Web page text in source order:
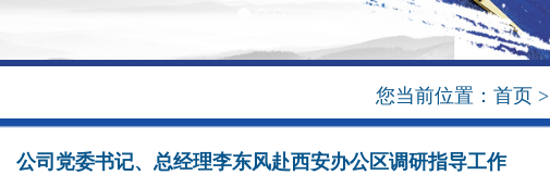
您当前位置： 首页 >
公司党委书记、总经理李东风赴西安办公区调研指导工作